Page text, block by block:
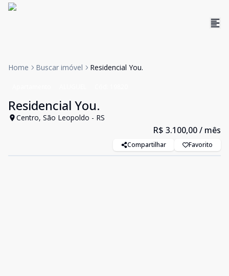
Home Buscar imóvel Residencial You.
Residencial You.
Centro, São Leopoldo - RS
R$ 3.100,00/ mês
Compartilhar Favorito